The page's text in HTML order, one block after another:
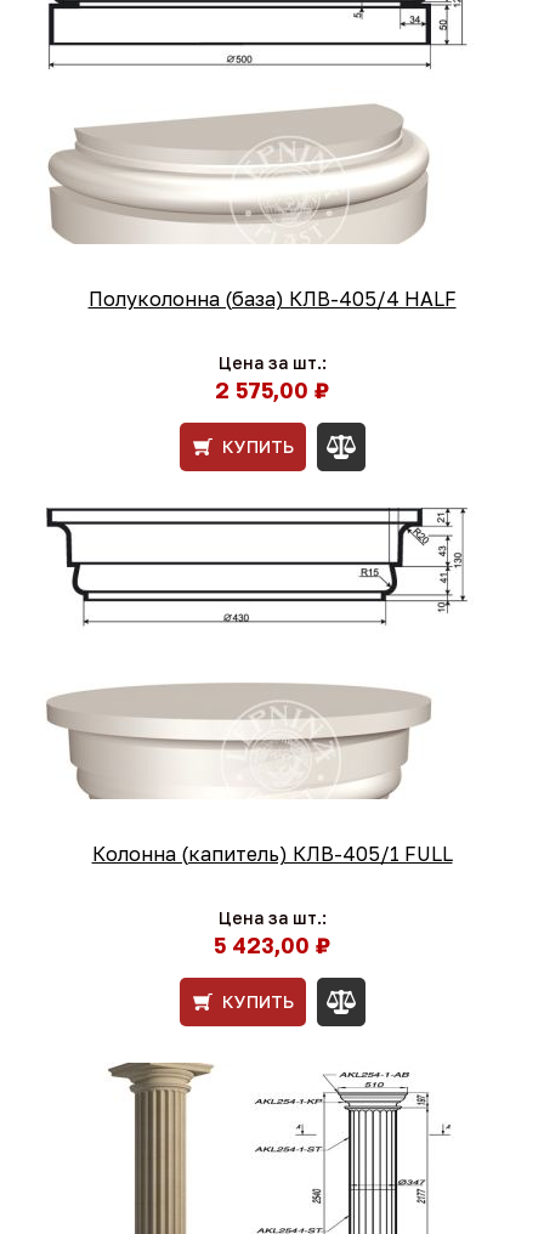
Полуколонна (база) КЛВ-405/4 HALF
Цена за шт.:
2 575,00 ₽
КУПИТЬ
Колонна (капитель) КЛВ-405/1 FULL
Цена за шт.:
5 423,00 ₽
КУПИТЬ